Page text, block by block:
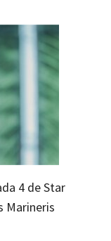
4 de Star
Marineris